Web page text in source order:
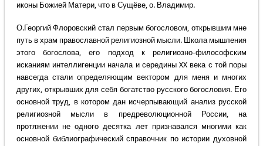
иконы Божией Матери, что в Сущёве, о. Владимир.
О.Георгий Флоровский стал первым богословом, открывшим мне
путь в храм православной религиозной мысли. Школа мышления
этого богослова, его подход к религиозно-философским
исканиям интеллигенции начала и середины XX века с той поры
навсегда стали определяющим вектором для меня и многих
других, открывших для себя богатство русского богословия. Его
основной труд, в котором дан исчерпывающий анализ русской
религиозной мысли в предреволюционной России, на
протяжении не одного десятка лет признавался многими как
основной библиографический справочник по истории духовной